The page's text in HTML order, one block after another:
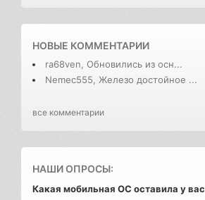
НОВЫЕ КОММЕНТАРИИ
ra68ven, Обновились из осн...
Nemec555, Железо достойное ...
все комментарии
НАШИ ОПРОСЫ:
Какая мобильная ОС оставила у вас